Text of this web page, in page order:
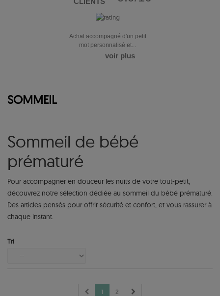
Achat accompagné d'un petit
mot personnalisé et...
voir plus
SOMMEIL
Sommeil de bébé
prématuré
Pour accompagner en douceur les nuits de votre tout-petit,
découvrez notre sélection dédiée au sommeil du bébé prématuré.
Des articles pensés pour offrir sécurité et confort, et vous rassurer à
chaque instant.
Tri
1 2